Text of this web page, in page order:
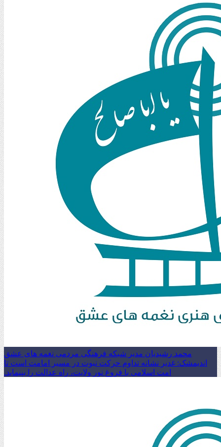
محمد رشیدیان مدیر شبکه فرهنگی مردمی نغمه های عشق
اندیمشک: غدیر نشانه تداوم حرکت نبوت در مسیر امامت است تا
امت اسلامی با فروغ نور ولایت، راه عدالت را بپیماید.